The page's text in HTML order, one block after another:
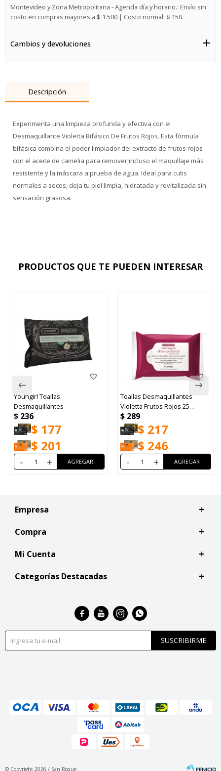
Montevideo y Zona Metropolitana - Agenda día y horario.: Envío sin
costo en compras mayores a $ 1.500 | Costo normal: $ 150.
Cambios y devoluciones
Descripción
Experimenta una limpieza profunda y efectiva con el
Desmaquillante Violetta Bifásico De Frutos Rojos. Esta fórmula
bifásica combina el poder limpiador del extracto de frutos rojos
con el aceite de camelia para remover incluso el maquillaje más
resistente y la máscara a prueba de agua. Ideal para cutis
normales a secos, deja tu piel limpia, hidratada y revitalizada sin
sensación grasosa.
PRODUCTOS QUE TE PUEDEN INTERESAR
Youngirl Toallas
Desmaquillantes
236
$177
$201
+
Toallas Desmaquillantes
Violetta Frutos Rojos 25
unidades
289
$217
$246
+
Empresa
Compra
Mi Cuenta
Categorías Destacadas
SUSCRIBIRME
   
© Copyright 2026 / San Roque